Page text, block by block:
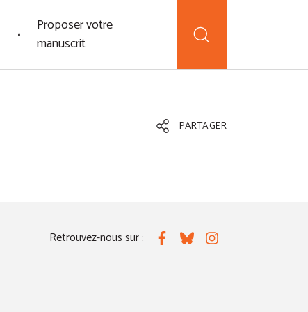
Proposer votre
manuscrit
PARTAGER
Retrouvez-nous sur : FacebookBlueskyInstagram